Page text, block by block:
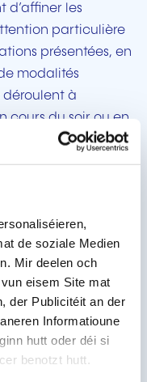
de soziale Medien
Mir deelen och
eisem Site mat
der Publicitéit an der
Informatioune
hutt oder déi si
benotzt hutt.
d’affiner les
particulière
présentées, en
modalités
déroulent à
cours du soir ou en
de courte durée ou
possibilités
continue,
adultes ainsi
des acquis de
pour faciliter